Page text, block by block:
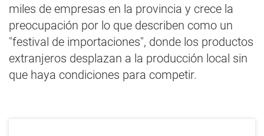
miles de empresas en la provincia y crece la
preocupación por lo que describen como un
"festival de importaciones", donde los productos
extranjeros desplazan a la producción local sin
que haya condiciones para competir.